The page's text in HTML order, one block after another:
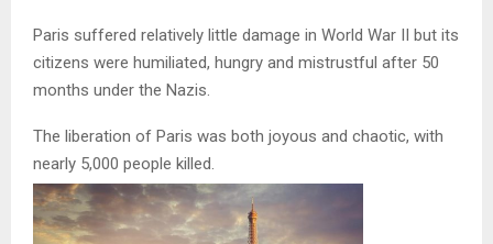
Paris suffered relatively little damage in World War II but its
citizens were humiliated, hungry and mistrustful after 50
months under the Nazis.
The liberation of Paris was both joyous and chaotic, with
nearly 5,000 people killed.